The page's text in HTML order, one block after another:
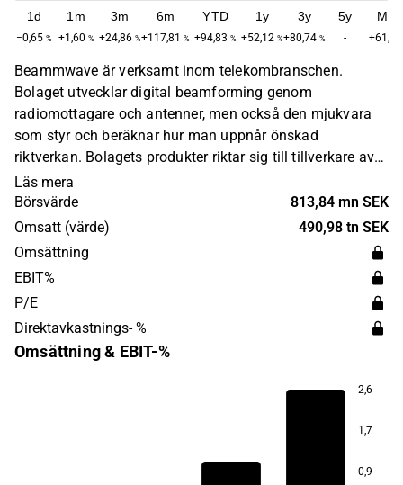
1d
−0,65 %
1m
+1,60 %
3m
+24,86 %
6m
+117,81 %
YTD
+94,83 %
1y
+52,12 %
3y
+80,74 %
5y
-
Max
+61,63
Beammwave är verksamt inom telekombranschen.
Bolaget utvecklar digital beamforming genom
radiomottagare och antenner, men också den mjukvara
som styr och beräknar hur man uppnår önskad
riktverkan. Bolagets produkter riktar sig till tillverkare av
smartphones, nätverksutrustning och
kommunikationsinfrastruktur. Störst verksamhet
återfinns inom Norden. Beammwave grundades 2017 och
har sitt huvudkontor i Lund.
Läs mera
Börsvärde
813,84 mn SEK
Omsatt (värde)
490,98 tn SEK
Omsättning
EBIT%
P/E
Direktavkastnings- %
Omsättning & EBIT-%
2,6
1,7
0,9